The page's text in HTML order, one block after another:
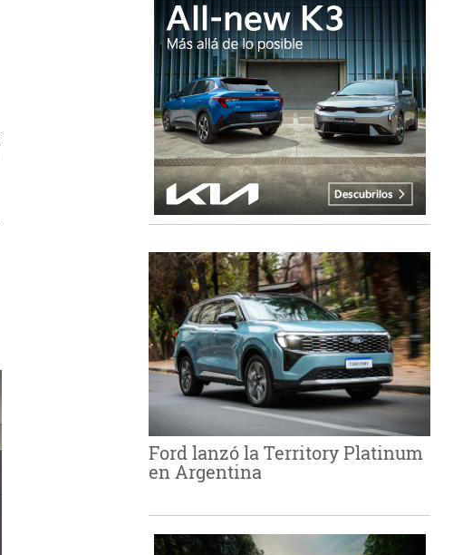
Ford lanzó la Territory Platinum
en Argentina